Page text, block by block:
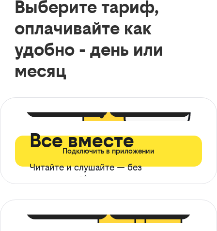
Выберите тариф,
оплачивайте как
удобно - день или
месяц
Все вместе
Читайте и слушайте — без
ограничений*
Подключить в приложении